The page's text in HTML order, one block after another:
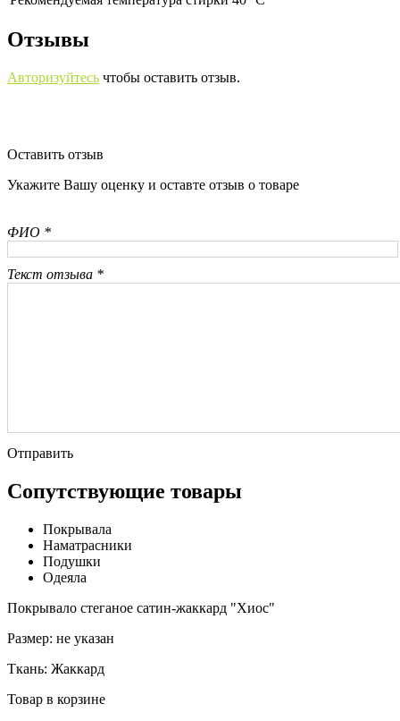
Отзывы
Авторизуйтесь чтобы оставить отзыв.
Оставить отзыв
Укажите Вашу оценку и оставте отзыв о товаре
ФИО *
Текст отзыва *
Отправить
Сопутствующие товары
Покрывала
Наматрасники
Подушки
Одеяла
Покрывало стеганое сатин-жаккард "Хиос"
Размер: не указан
Ткань: Жаккард
Товар в корзине